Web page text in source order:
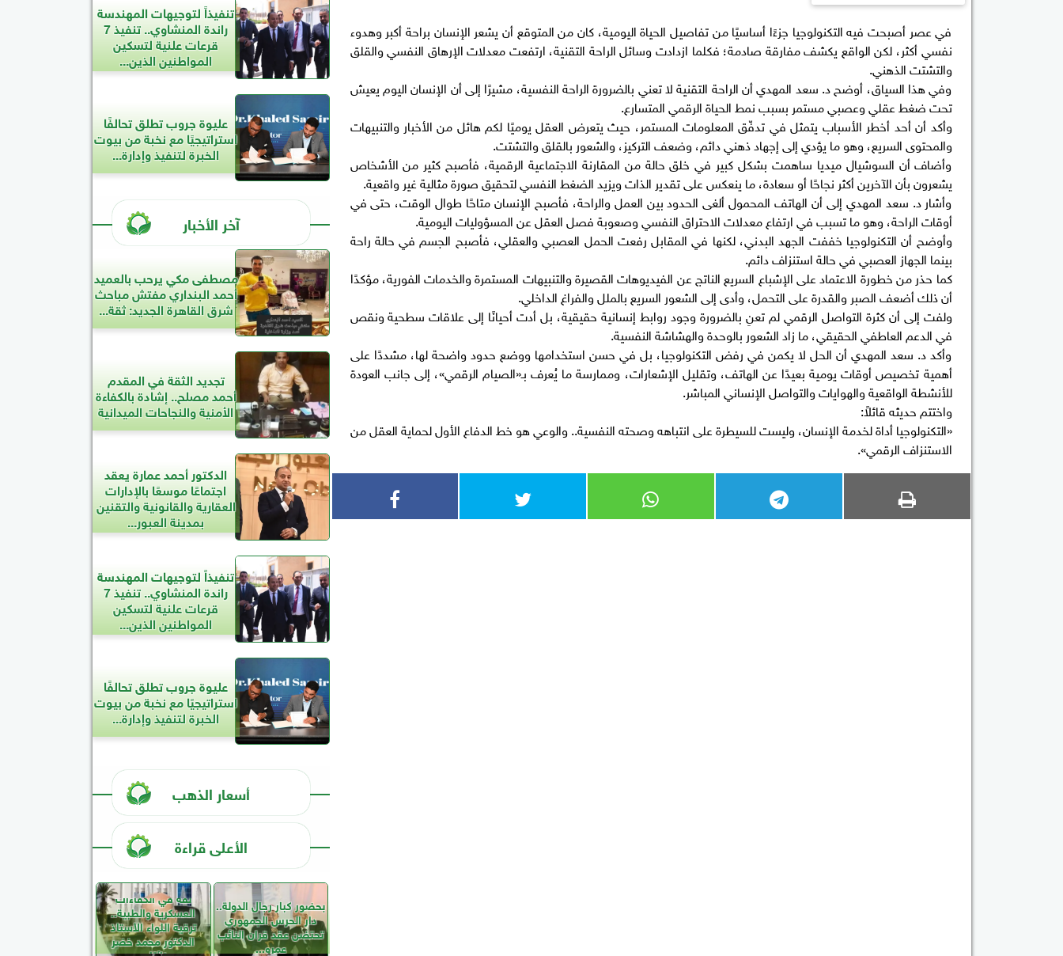
في عصر أصبحت فيه التكنولوجيا جزءًا أساسيًا من تفاصيل الحياة اليومية، كان من المتوقع أن يشعر الإنسان براحة أكبر وهدوء
نفسي أكثر، لكن الواقع يكشف مفارقة صادمة؛ فكلما ازدادت وسائل الراحة التقنية، ارتفعت معدلات الإرهاق النفسي والقلق
والتشتت الذهني.
وفي هذا السياق، أوضح د. سعد المهدي أن الراحة التقنية لا تعني بالضرورة الراحة النفسية، مشيرًا إلى أن الإنسان اليوم يعيش
تحت ضغط عقلي وعصبي مستمر بسبب نمط الحياة الرقمي المتسارع.
وأكد أن أحد أخطر الأسباب يتمثل في تدفّق المعلومات المستمر، حيث يتعرض العقل يوميًا لكم هائل من الأخبار والتنبيهات
والمحتوى السريع، وهو ما يؤدي إلى إجهاد ذهني دائم، وضعف التركيز، والشعور بالقلق والتشتت.
وأضاف أن السوشيال ميديا ساهمت بشكل كبير في خلق حالة من المقارنة الاجتماعية الرقمية، فأصبح كثير من الأشخاص
يشعرون بأن الآخرين أكثر نجاحًا أو سعادة، ما ينعكس على تقدير الذات ويزيد الضغط النفسي لتحقيق صورة مثالية غير واقعية.
وأشار د. سعد المهدي إلى أن الهاتف المحمول ألغى الحدود بين العمل والراحة، فأصبح الإنسان متاحًا طوال الوقت، حتى في
أوقات الراحة، وهو ما تسبب في ارتفاع معدلات الاحتراق النفسي وصعوبة فصل العقل عن المسؤوليات اليومية.
وأوضح أن التكنولوجيا خففت الجهد البدني، لكنها في المقابل رفعت الحمل العصبي والعقلي، فأصبح الجسم في حالة راحة
بينما الجهاز العصبي في حالة استنزاف دائم.
كما حذر من خطورة الاعتماد على الإشباع السريع الناتج عن الفيديوهات القصيرة والتنبيهات المستمرة والخدمات الفورية، مؤكدًا
أن ذلك أضعف الصبر والقدرة على التحمل، وأدى إلى الشعور السريع بالملل والفراغ الداخلي.
ولفت إلى أن كثرة التواصل الرقمي لم تعنِ بالضرورة وجود روابط إنسانية حقيقية، بل أدت أحيانًا إلى علاقات سطحية ونقص
في الدعم العاطفي الحقيقي، ما زاد الشعور بالوحدة والهشاشة النفسية.
وأكد د. سعد المهدي أن الحل لا يكمن في رفض التكنولوجيا، بل في حسن استخدامها ووضع حدود واضحة لها، مشددًا على
أهمية تخصيص أوقات يومية بعيدًا عن الهاتف، وتقليل الإشعارات، وممارسة ما يُعرف بـ«الصيام الرقمي»، إلى جانب العودة
للأنشطة الواقعية والهوايات والتواصل الإنساني المباشر.
واختتم حديثه قائلاً:
«التكنولوجيا أداة لخدمة الإنسان، وليست للسيطرة على انتباهه وصحته النفسية.. والوعي هو خط الدفاع الأول لحماية العقل من
الاستنزاف الرقمي».
تنفيذاً لتوجيهات المهندسة
راندة المنشاوي.. تنفيذ 7
قرعات علنية لتسكين
المواطنين الذين...
عليوة جروب تطلق تحالفًا
استراتيجيًا مع نخبة من بيوت
الخبرة لتنفيذ وإدارة...
آخر الأخبار
مصطفى مكي يرحب بالعميد
أحمد البنداري مفتش مباحث
شرق القاهرة الجديد: ثقة...
تجديد الثقة في المقدم
أحمد مصلح.. إشادة بالكفاءة
الأمنية والنجاحات الميدانية
الدكتور أحمد عمارة يعقد
اجتماعًا موسعًا بالإدارات
العقارية والقانونية والتقنين
بمدينة العبور...
تنفيذاً لتوجيهات المهندسة
راندة المنشاوي.. تنفيذ 7
قرعات علنية لتسكين
المواطنين الذين...
عليوة جروب تطلق تحالفًا
استراتيجيًا مع نخبة من بيوت
الخبرة لتنفيذ وإدارة...
أسعار الذهب
الأعلى قراءة
بحضور كبار رجال الدولة..
دار الحرس الجمهوري
تحتضن عقد قران النائب
عمرو...
ثقة في الكفاءات
العسكرية والطبية..
ترقية اللواء الأستاذ
الدكتور محمد خضر